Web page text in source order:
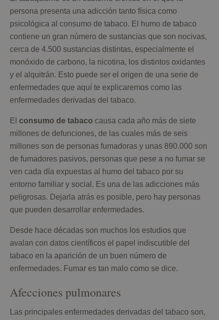
persona presenta una adicción tanto física como
psicológica al consumo de tabaco. El humo de tabaco
contiene un gran número de sustancias que son nocivas,
cerca de 4.500 sustancias distintas, especialmente el
monóxido de carbono, la nicotina, los distintos oxidantes
y el alquitrán. Esto puede ser el origen de una serie de
enfermedades que aquí te explicaremos como las
enfermedades derivadas del tabaco.
El consumo de tabaco causa cada año más de siete
millones de defunciones, de las cuales más de seis
millones son de personas fumadoras y unas 890.000 son
de fumadores pasivos, personas que pese a no fumar se
ven cada día expuestas al humo del tabaco por su
entorno familiar y social. Es una de las adicciones más
peligrosas. Dejarla atrás es posible, pero hay personas
que pueden desarrollar enfermedades.
Desde hace décadas son muchos los estudios que
avalan con datos científicos el papel indiscutible del
tabaco en la aparición de un buen número de
enfermedades. Fumar es tan malo como se dice.
Afecciones pulmonares
Las principales enfermedades derivadas del tabaco son,